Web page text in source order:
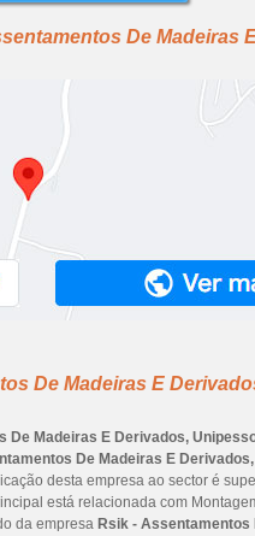
De Madeiras
De Madeiras E
De Madeiras E Derivados,
De Madeiras E
desta empresa ao sector é
está relacionada com
da empresa Rsik - Assentamentos